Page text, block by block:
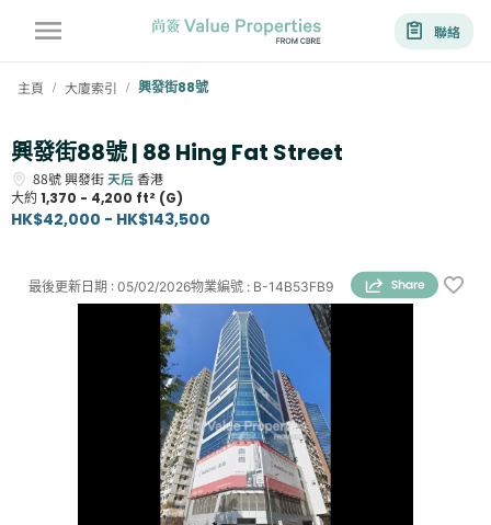
聯絡
主頁 / 大廈索引 / 興發街88號
興發街88號 | 88 Hing Fat Street
88號興發街天后香港
大約 1,370 - 4,200 ft² (G)
HK$42,000 - HK$143,500
物業編號 : B-14B53FB9
最後更新日期 : 05/02/2026